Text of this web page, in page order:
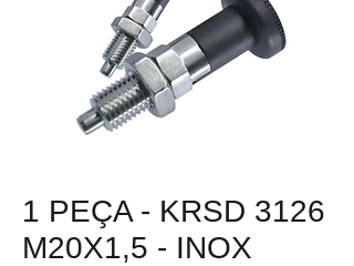
1 PEÇA - KRSD 3126
M20X1,5 - INOX